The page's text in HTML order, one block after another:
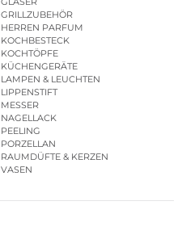
GRILLZUBEHÖR
HERREN PARFUM
KOCHBESTECK
KOCHTÖPFE
KÜCHENGERÄTE
LAMPEN & LEUCHTEN
LIPPENSTIFT
MESSER
NAGELLACK
PEELING
PORZELLAN
RAUMDÜFTE & KERZEN
VASEN